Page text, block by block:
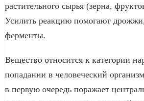
растительного сырья (зерна,
Усилить реакцию помогают
ферменты.
Вещество относится к категории
попадании в человеческий
в первую очередь поражает